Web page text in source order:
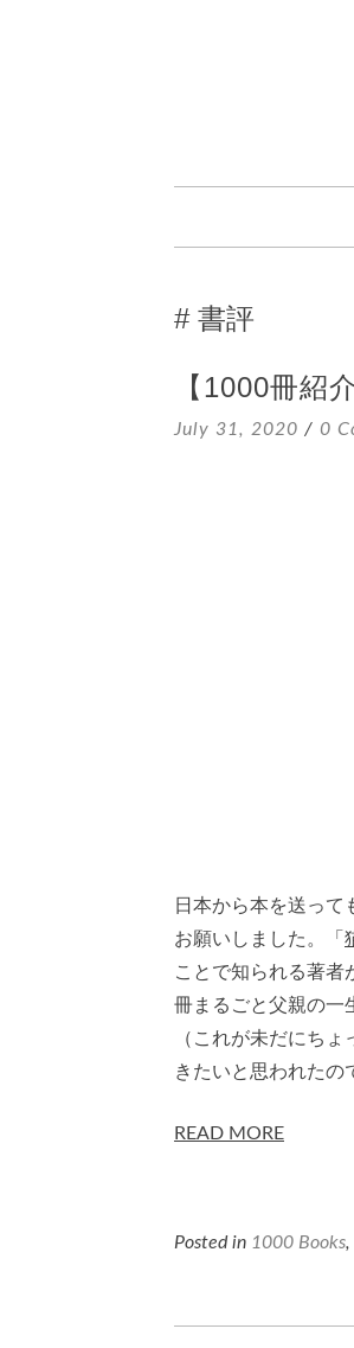
TO
書評
【1000冊紹
July 31, 2020 0
日本から本を送って
お願いしました。「
ことで知られる著者
冊まるごと父親の一
（これが未だにち
きたいと思われたの
READ MORE
Posted in 1000 Books,